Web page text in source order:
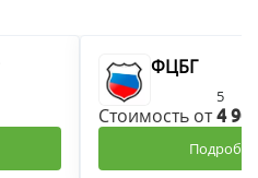
ФЦБГ
5
Стоимость от4